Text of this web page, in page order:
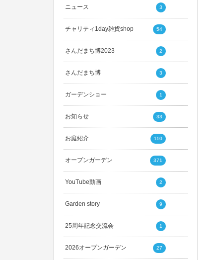
ニュース 3
チャリティ1day雑貨shop 54
さんだまち博2023 2
さんだまち博 3
ガーデンショー 1
お知らせ 33
お庭紹介 110
オープンガーデン 371
YouTube動画 2
Garden story 9
25周年記念交流会 1
2026オープンガーデン 27